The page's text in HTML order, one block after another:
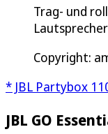
Trag- und
Copyright:
* JBL Partybox
JBL GO